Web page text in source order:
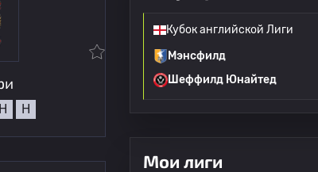
Н Н
матчи
08.08
Кубок английской Лиги
Мэнсфилд
Шеффилд Юнайтед
Мои лиги